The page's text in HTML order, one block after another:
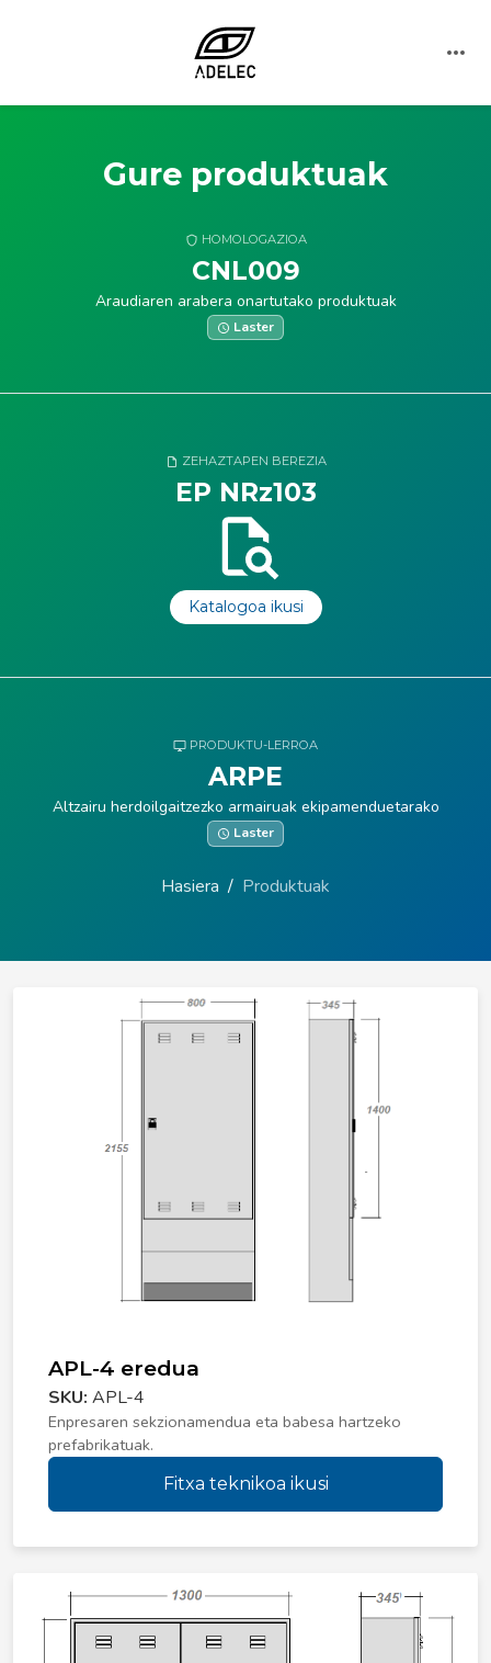
Gure produktuak
HOMOLOGAZIOA
CNL009
Araudiaren arabera onartutako produktuak
Laster
ZEHAZTAPEN BEREZIA
EP NRz103
Katalogoa ikusi
PRODUKTU-LERROA
ARPE
Altzairu herdoilgaitzezko armairuak ekipamenduetarako
Laster
Hasiera Produktuak
APL-4 eredua
SKU: APL-4
Enpresaren sekzionamendua eta babesa hartzeko
prefabrikatuak.
Fitxa teknikoa ikusi